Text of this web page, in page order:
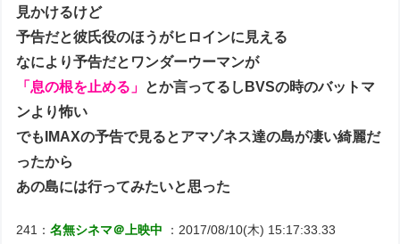
見かけるけど
予告だと彼氏役のほうがヒロインに見える
なにより予告だとワンダーウーマンが
「息の根を止める」 とか言ってるしBVSの時のバットマ
ンより怖い
でもIMAXの予告で見るとアマゾネス達の島が凄い綺麗だ
ったから
あの島には行ってみたいと思った
241：名無シネマ＠上映中
：2017/08/10(木) 15:17:33.33